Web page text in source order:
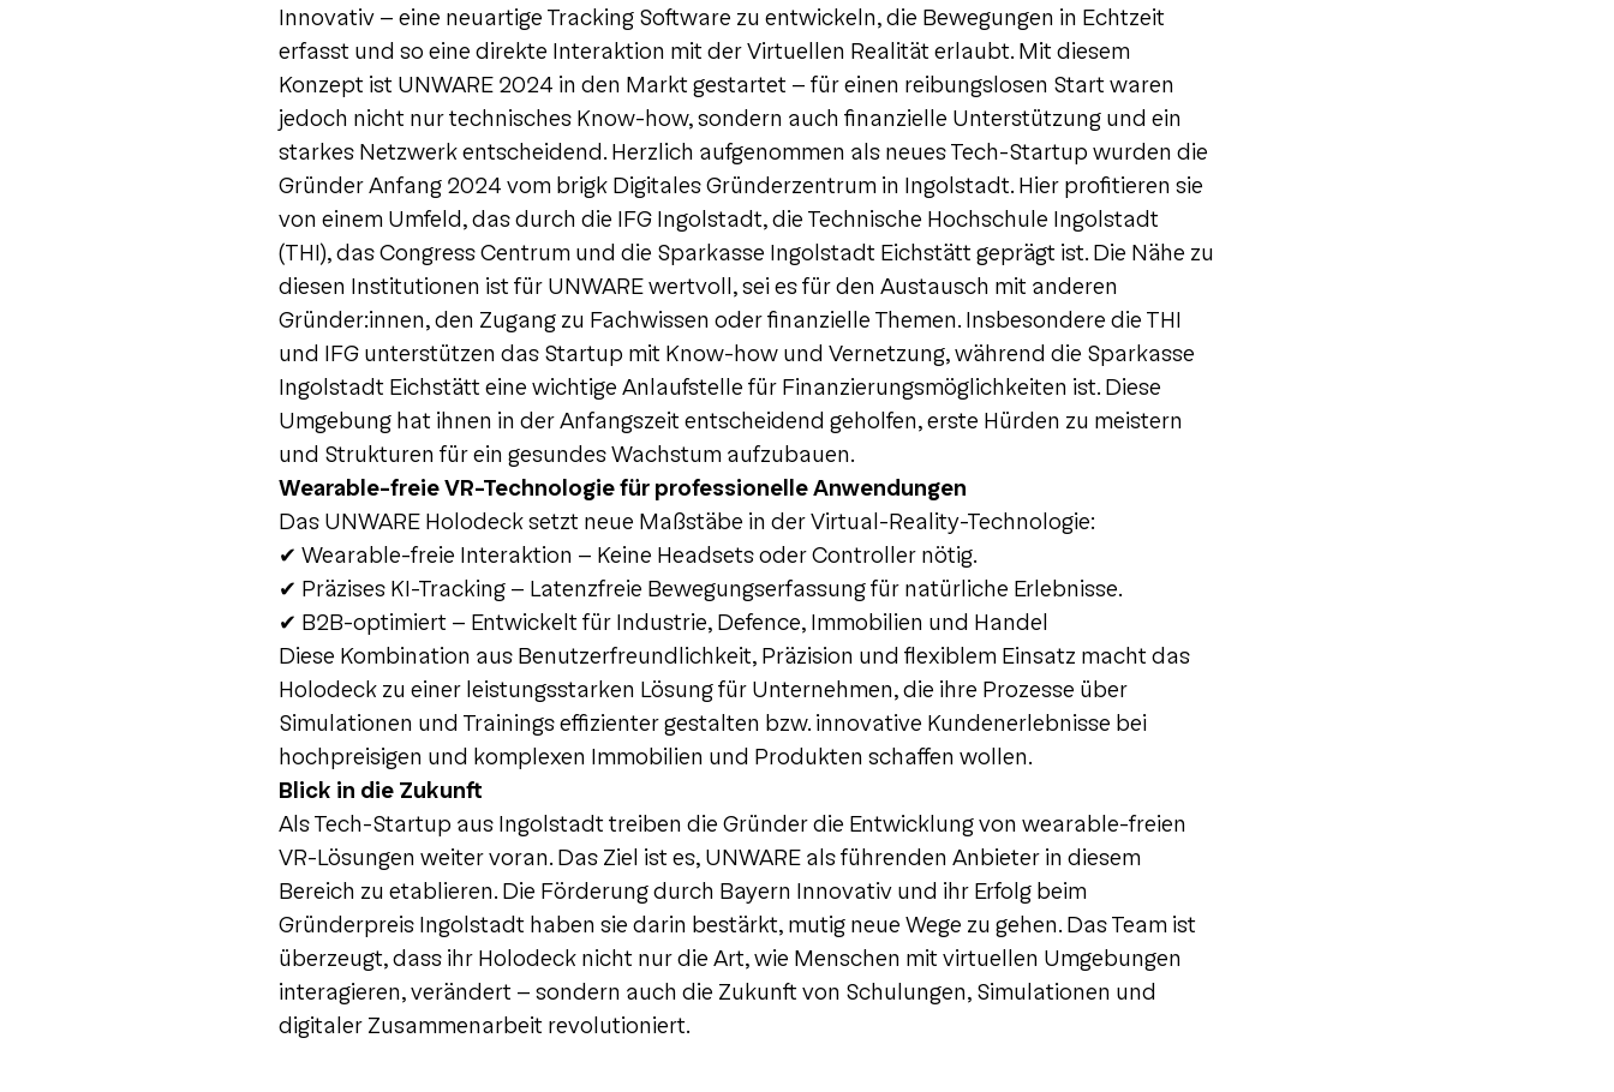
Innovativ - eine neuartige Tracking Software zu entwickeln, die Bewegungen in Echtzeit
erfasst und so eine direkte Interaktion mit der Virtuellen Realität erlaubt. Mit diesem
Konzept ist UNWARE 2024 in den Markt gestartet – für einen reibungslosen Start waren
jedoch nicht nur technisches Know-how, sondern auch finanzielle Unterstützung und ein
starkes Netzwerk entscheidend. Herzlich aufgenommen als neues Tech-Startup wurden die
Gründer Anfang 2024 vom brigk Digitales Gründerzentrum in Ingolstadt. Hier profitieren sie
von einem Umfeld, das durch die IFG Ingolstadt, die Technische Hochschule Ingolstadt
(THI), das Congress Centrum und die Sparkasse Ingolstadt Eichstätt geprägt ist. Die Nähe zu
diesen Institutionen ist für UNWARE wertvoll, sei es für den Austausch mit anderen
Gründer:innen, den Zugang zu Fachwissen oder finanzielle Themen. Insbesondere die THI
und IFG unterstützen das Startup mit Know-how und Vernetzung, während die Sparkasse
Ingolstadt Eichstätt eine wichtige Anlaufstelle für Finanzierungsmöglichkeiten ist. Diese
Umgebung hat ihnen in der Anfangszeit entscheidend geholfen, erste Hürden zu meistern
und Strukturen für ein gesundes Wachstum aufzubauen.
Wearable-freie VR-Technologie für professionelle Anwendungen
Das UNWARE Holodeck setzt neue Maßstäbe in der Virtual-Reality-Technologie:
✔ Wearable-freie Interaktion – Keine Headsets oder Controller nötig.
✔ Präzises KI-Tracking – Latenzfreie Bewegungserfassung für natürliche Erlebnisse.
✔ B2B-optimiert – Entwickelt für Industrie, Defence, Immobilien und Handel
Diese Kombination aus Benutzerfreundlichkeit, Präzision und flexiblem Einsatz macht das
Holodeck zu einer leistungsstarken Lösung für Unternehmen, die ihre Prozesse über
Simulationen und Trainings effizienter gestalten bzw. innovative Kundenerlebnisse bei
hochpreisigen und komplexen Immobilien und Produkten schaffen wollen.
Blick in die Zukunft
Als Tech-Startup aus Ingolstadt treiben die Gründer die Entwicklung von wearable-freien
VR-Lösungen weiter voran. Das Ziel ist es, UNWARE als führenden Anbieter in diesem
Bereich zu etablieren. Die Förderung durch Bayern Innovativ und ihr Erfolg beim
Gründerpreis Ingolstadt haben sie darin bestärkt, mutig neue Wege zu gehen. Das Team ist
überzeugt, dass ihr Holodeck nicht nur die Art, wie Menschen mit virtuellen Umgebungen
interagieren, verändert – sondern auch die Zukunft von Schulungen, Simulationen und
digitaler Zusammenarbeit revolutioniert.